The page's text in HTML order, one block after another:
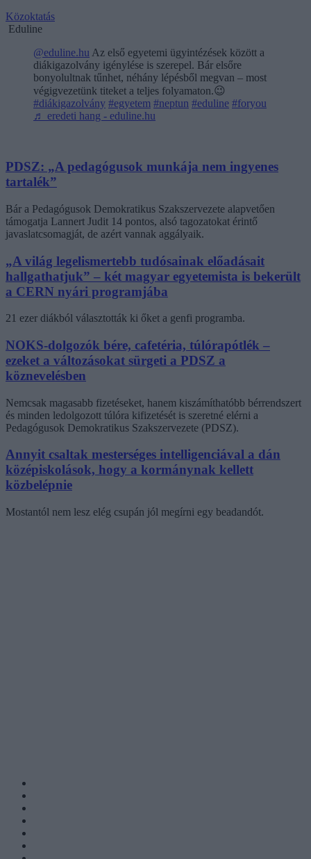
Közoktatás
Eduline
@eduline.hu Az első egyetemi ügyintézések között a
diákigazolvány igénylése is szerepel. Bár elsőre
bonyolultnak tűnhet, néhány lépésből megvan – most
végigvezetünk titeket a teljes folyamaton.😉
#diákigazolvány #egyetem #neptun #eduline #foryou
♬ eredeti hang - eduline.hu
PDSZ: „A pedagógusok munkája nem ingyenes
tartalék”
Bár a Pedagógusok Demokratikus Szakszervezete alapvetően
támogatja Lannert Judit 14 pontos, alsó tagozatokat érintő
javaslatcsomagját, de azért vannak aggályaik.
„A világ legelismertebb tudósainak előadásait
hallgathatjuk” – két magyar egyetemista is bekerült
a CERN nyári programjába
21 ezer diákból választották ki őket a genfi programba.
NOKS-dolgozók bére, cafetéria, túlórapótlék –
ezeket a változásokat sürgeti a PDSZ a
köznevelésben
Nemcsak magasabb fizetéseket, hanem kiszámíthatóbb bérrendszert
és minden ledolgozott túlóra kifizetését is szeretné elérni a
Pedagógusok Demokratikus Szakszervezete (PDSZ).
Annyit csaltak mesterséges intelligenciával a dán
középiskolások, hogy a kormánynak kellett
közbelépnie
Mostantól nem lesz elég csupán jól megírni egy beadandót.